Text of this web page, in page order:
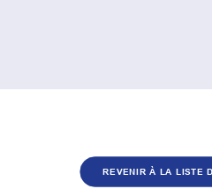
REVENIR À LA LISTE